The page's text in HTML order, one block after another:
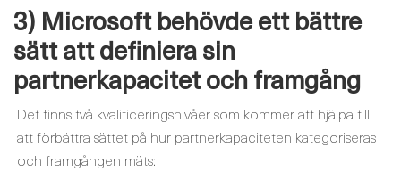
3) Microsoft behövde ett bättre
sätt att definiera sin
partnerkapacitet och framgång
Det finns två kvalificeringsnivåer som kommer att hjälpa till
att förbättra sättet på hur partnerkapaciteten kategoriseras
och framgången mäts: